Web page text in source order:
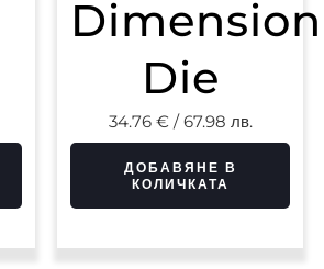
Dimension
Die
34.76 €/ 67.98 лв.
ДОБАВЯНЕ В
КОЛИЧКАТА